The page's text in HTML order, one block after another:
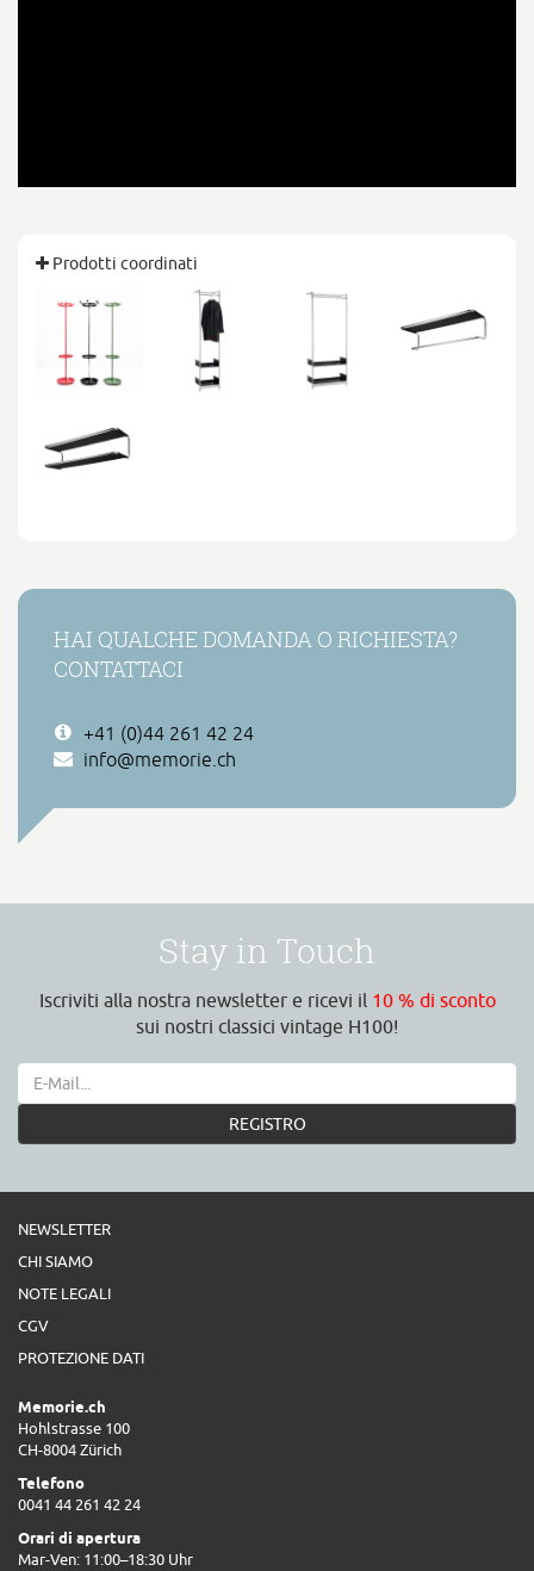
Prodotti coordinati
HAI QUALCHE DOMANDA O RICHIESTA?
CONTATTACI
+41 (0)44 261 42 24
info@memorie.ch
Stay in Touch
Iscriviti alla nostra newsletter e ricevi il 10 % di sconto
sui nostri classici vintage H100!
REGISTRO
NEWSLETTER
CHI SIAMO
NOTE LEGALI
CGV
PROTEZIONE DATI
Memorie.ch
Hohlstrasse 100
CH-8004 Zürich
Telefono
0041 44 261 42 24
Orari di apertura
Mar-Ven: 11:00–18:30 Uhr